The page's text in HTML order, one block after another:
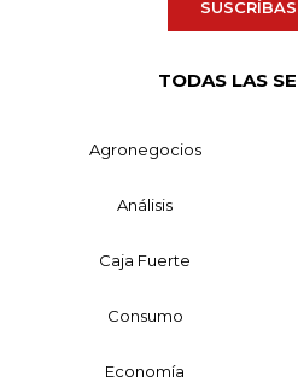
TODAS LAS
Agronegocios
Análisis
Caja Fuerte
Consumo
Economía